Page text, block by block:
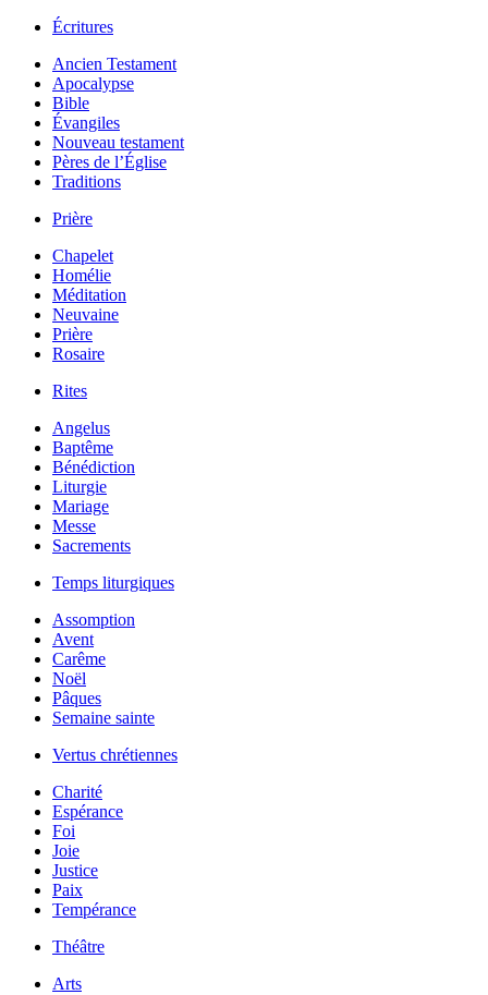
Écritures
Ancien Testament
Apocalypse
Bible
Évangiles
Nouveau testament
Pères de l’Église
Traditions
Prière
Chapelet
Homélie
Méditation
Neuvaine
Prière
Rosaire
Rites
Angelus
Baptême
Bénédiction
Liturgie
Mariage
Messe
Sacrements
Temps liturgiques
Assomption
Avent
Carême
Noël
Pâques
Semaine sainte
Vertus chrétiennes
Charité
Espérance
Foi
Joie
Justice
Paix
Tempérance
Théâtre
Arts